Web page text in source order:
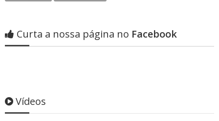
Curta a nossa página no Facebook
Vídeos